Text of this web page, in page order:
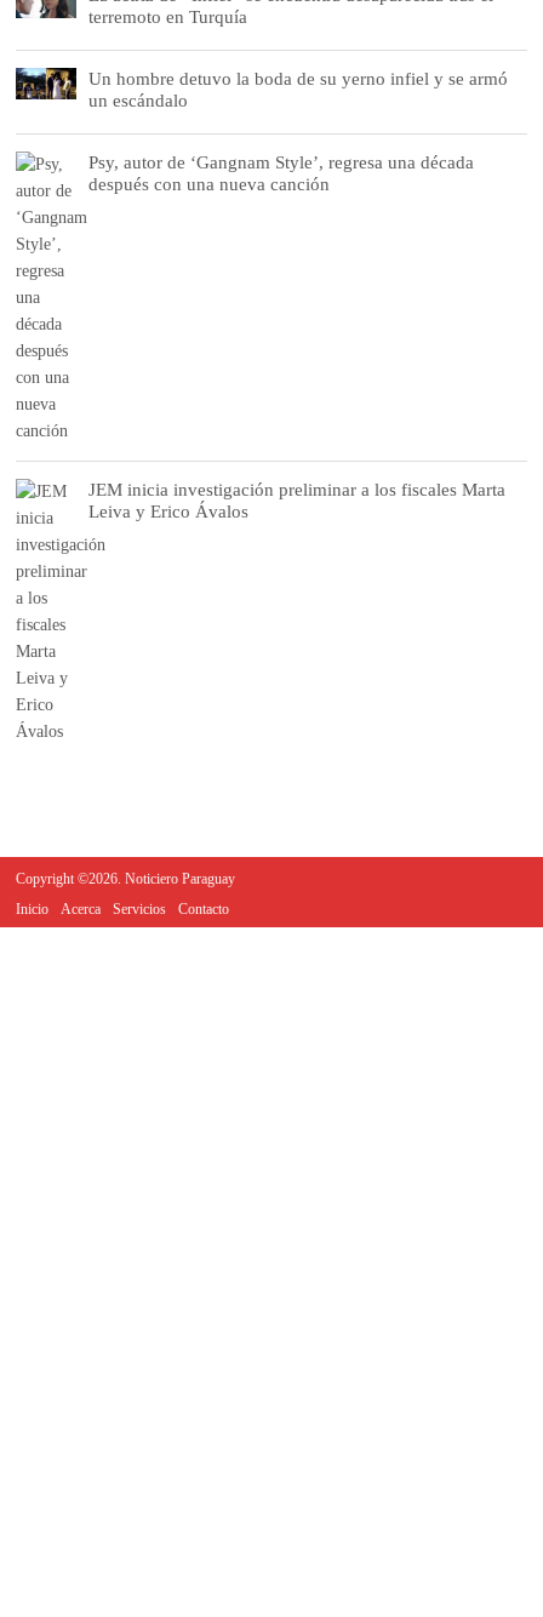
terremoto en Turquía
Un hombre detuvo la boda de su yerno infiel y se armó
un escándalo
Psy, autor de ‘Gangnam Style’, regresa una década
después con una nueva canción
JEM inicia investigación preliminar a los fiscales Marta
Leiva y Erico Ávalos
Copyright ©2026. Noticiero Paraguay
Inicio
Acerca Servicios Contacto